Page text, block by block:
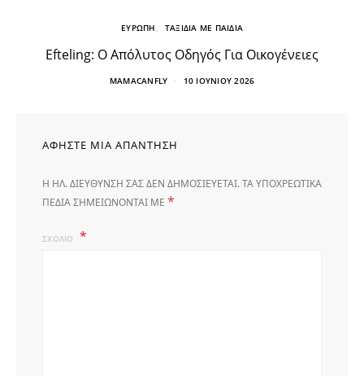
ΕΥΡΩΠΗ ΤΑΞΙΔΙΑ ΜΕ ΠΑΙΔΙΑ
Efteling: Ο Απόλυτος Οδηγός Για Οικογένειες
MAMACANFLY 10 ΙΟΥΝΊΟΥ 2026
ΑΦΉΣΤΕ ΜΙΑ ΑΠΆΝΤΗΣΗ
Η ΗΛ. ΔΙΕΎΘΥΝΣΗ ΣΑΣ ΔΕΝ ΔΗΜΟΣΙΕΎΕΤΑΙ.ΤΑ ΥΠΟΧΡΕΩΤΙΚΆ
ΠΕΔΊΑ ΣΗΜΕΙΏΝΟΝΤΑΙ ΜΕ *
ΣΧΌΛΙΟ